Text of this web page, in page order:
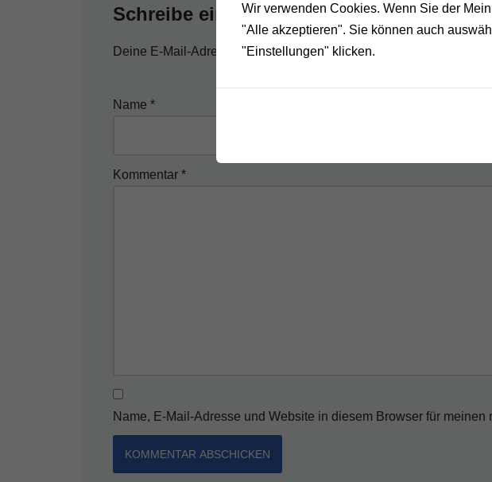
Schreibe einen Kommentar
Deine E-Mail-Adresse wird nicht veröffentlicht.
Name *
Kommentar *
Name, E-Mail-Adresse und Website in diesem Browser für meinen
Wir verwenden Cookies. Wenn Sie der
"Alle akzeptieren". Sie können auch
"Einstellungen" klicken.